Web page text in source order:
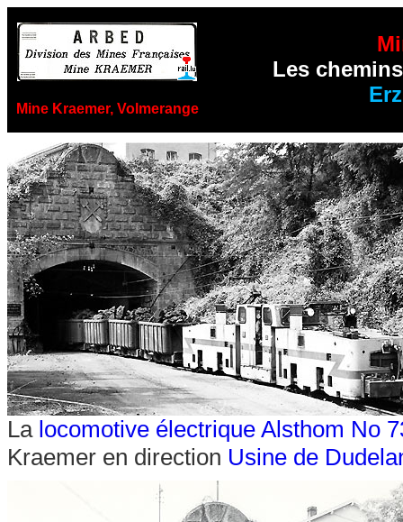
Mine Kraemer, Volmerange
Les
La locomotive électrique Alsthom No
Kraemer en direction Usine de